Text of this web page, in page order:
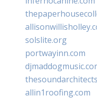
solslite.org
portwayinn.com
allin1roofing.com